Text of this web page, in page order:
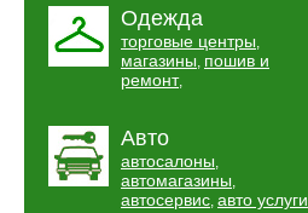
Одежда
торговые центры,
магазины, пошив и
ремонт,
Авто
автосалоны,
автомагазины,
автосервис, авто услуги